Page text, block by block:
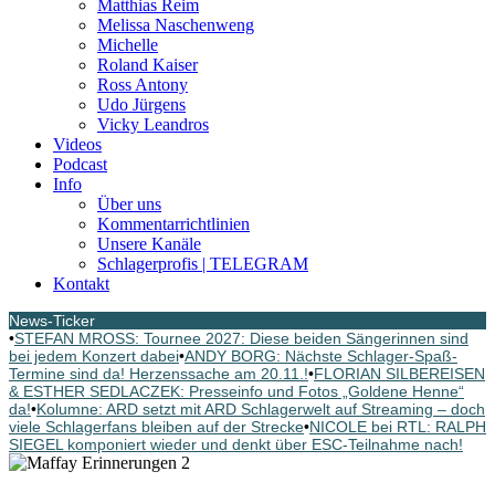
Matthias Reim
Melissa Naschenweng
Michelle
Roland Kaiser
Ross Antony
Udo Jürgens
Vicky Leandros
Videos
Podcast
Info
Über uns
Kommentarrichtlinien
Unsere Kanäle
Schlagerprofis | TELEGRAM
Kontakt
News-Ticker
•STEFAN MROSS: Tournee 2027: Diese beiden Sängerinnen sind
bei jedem Konzert dabei•ANDY BORG: Nächste Schlager-Spaß-
Termine sind da! Herzenssache am 20.11.!•FLORIAN SILBEREISEN
& ESTHER SEDLACZEK: Presseinfo und Fotos „Goldene Henne“
da!•Kolumne: ARD setzt mit ARD Schlagerwelt auf Streaming – doch
viele Schlagerfans bleiben auf der Strecke•NICOLE bei RTL: RALPH
SIEGEL komponiert wieder und denkt über ESC-Teilnahme nach!